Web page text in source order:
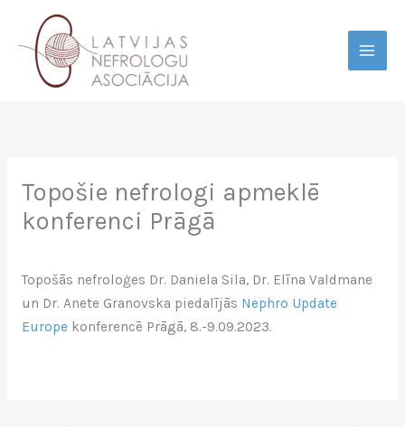
content
Topošie nefrologi apmeklē
konferenci Prāgā
Topošās nefroloģes Dr. Daniela Sila, Dr. Elīna Valdmane
un Dr. Anete Granovska piedalījās Nephro Update
Europe konferencē Prāgā, 8.-9.09.2023.